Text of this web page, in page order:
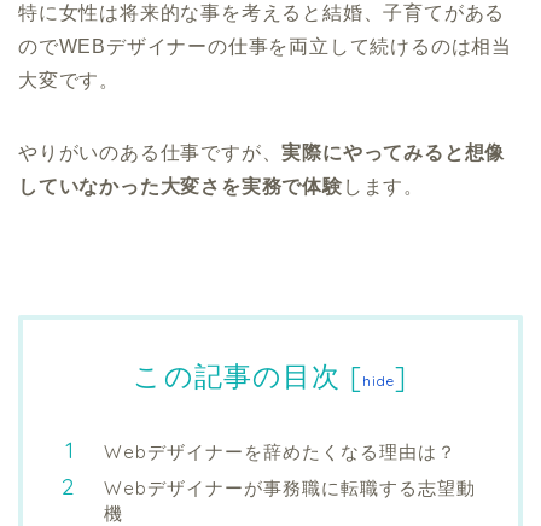
特に女性は将来的な事を考えると結婚、子育てがある
のでWEBデザイナーの仕事を両立して続けるのは相当
大変です。
やりがいのある仕事ですが、実際にやってみると想像
していなかった大変さを実務で体験 します。
この記事の目次 [hide]
Webデザイナーを辞めたくなる理由は？
Webデザイナーが事務職に転職する志望動
機